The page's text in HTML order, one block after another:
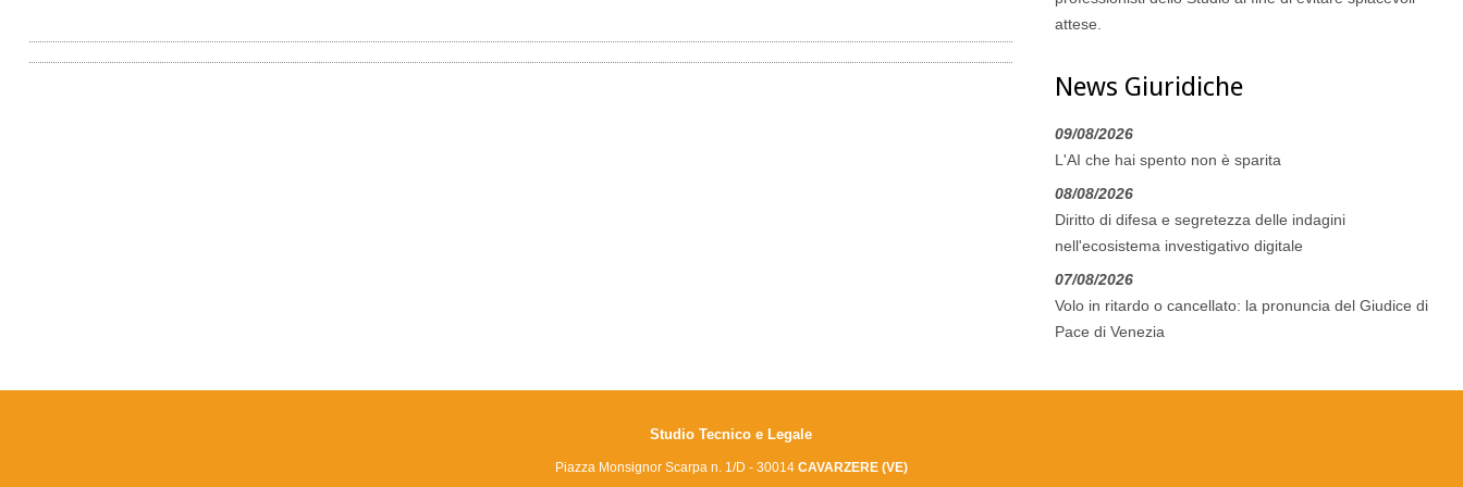
attese.
News Giuridiche
09/08/2026
L'AI che hai spento non è sparita
08/08/2026
Diritto di difesa e segretezza delle indagini
nell'ecosistema investigativo digitale
07/08/2026
Volo in ritardo o cancellato: la pronuncia del Giudice di
Pace di Venezia
Studio Tecnico e Legale
Piazza Monsignor Scarpa n. 1/D - 30014CAVARZERE (VE)